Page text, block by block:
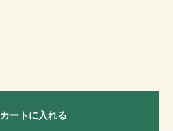
カートに入れる